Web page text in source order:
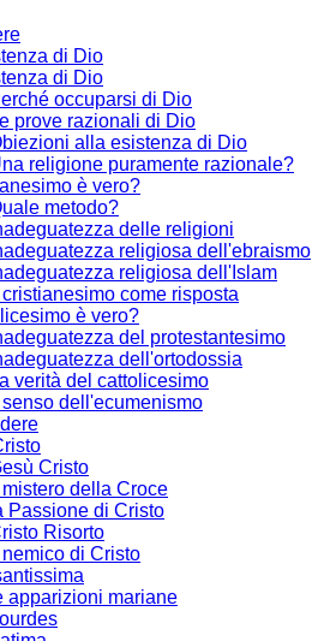
di Dio
di Dio
occuparsi di Dio
prove razionali di Dio
alla esistenza di Dio
religione puramente razionale?
è vero?
metodo?
delle religioni
religiosa dell'ebraismo
religiosa dell'Islam
cristianesimo come risposta
è vero?
del protestantesimo
dell'ortodossia
verità del cattolicesimo
senso dell'ecumenismo
Cristo
mistero della Croce
Passione di Cristo
Risorto
nemico di Cristo
apparizioni mariane